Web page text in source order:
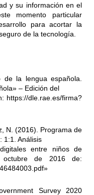
y su información en el
momento particular
para acortar la
de la tecnología.
la lengua española.
– Edición del
https://dle.rae.es/firma?
N. (2016). Programa de
1:1. Análisis
entre niños de
de 2016 de:
Survey 2020